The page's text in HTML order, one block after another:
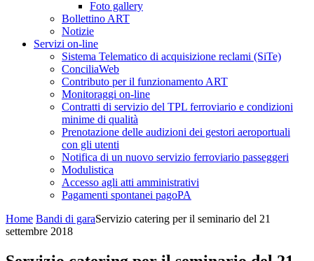
Foto gallery
Bollettino ART
Notizie
Servizi on-line
Sistema Telematico di acquisizione reclami (SiTe)
ConciliaWeb
Contributo per il funzionamento ART
Monitoraggi on-line
Contratti di servizio del TPL ferroviario e condizioni
minime di qualità
Prenotazione delle audizioni dei gestori aeroportuali
con gli utenti
Notifica di un nuovo servizio ferroviario passeggeri
Modulistica
Accesso agli atti amministrativi
Pagamenti spontanei pagoPA
Home Bandi di garaServizio catering per il seminario del 21
settembre 2018